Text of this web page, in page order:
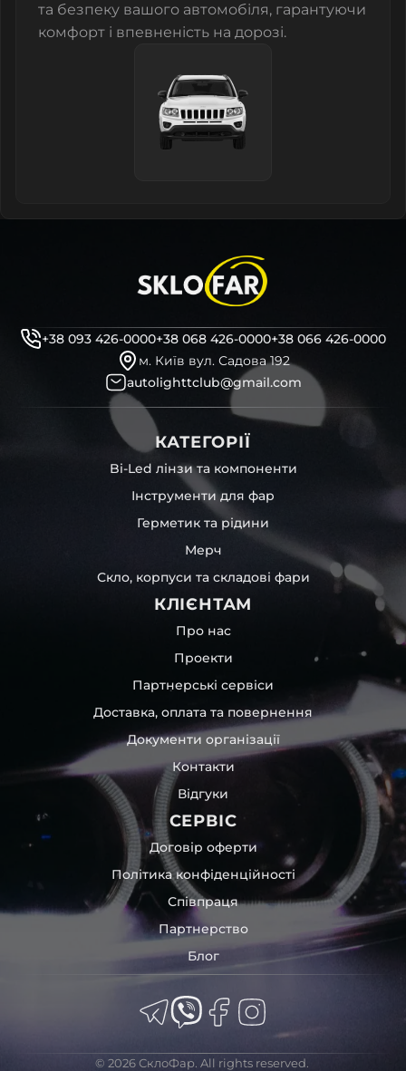
та безпеку вашого автомобіля, гарантуючи
комфорт і впевненість на дорозі.
+38 093 426-0000+38 068 426-0000+38 066 426-0000
м. Київ вул. Садова 192
autolighttclub@gmail.com
КАТЕГОРІЇ
Bi-Led лінзи та компоненти
Інструменти для фар
Герметик та рідини
Мерч
Скло, корпуси та складові фари
КЛІЄНТАМ
Про нас
Проекти
Партнерські сервіси
Доставка, оплата та повернення
Документи організації
Контакти
Відгуки
СЕРВІС
Договір оферти
Політика конфіденційності
Співпраця
Партнерство
Блог
© 2026 СклоФар. All rights reserved.